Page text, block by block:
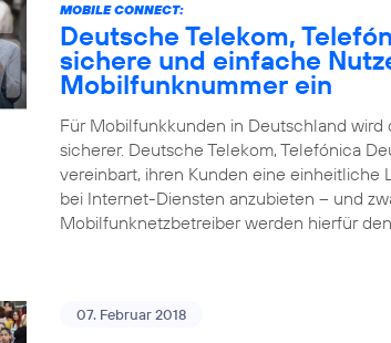
MOBILE CONNECT:
Deutsche Telekom,
sichere und einfache
Mobilfunknummer ein
Für Mobilfunkkunden in Deutschland
sicherer. Deutsche Telekom, Telefónica
vereinbart, ihren Kunden eine
bei Internet-Diensten anzubieten – und
Mobilfunknetzbetreiber werden hierfür
07. Februar 2018